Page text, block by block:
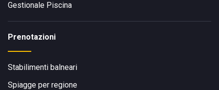
Gestionale Piscina
Prenotazioni
Stabilimenti balneari
Spiagge per regione